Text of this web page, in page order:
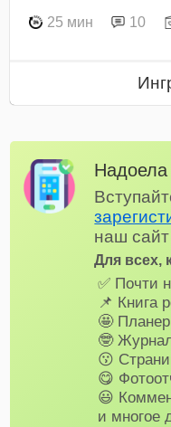
25 мин 10
наш
Для всех,
✅ Почти
📌 Книга
🤩
🤓
😗
😋
😃
и многое